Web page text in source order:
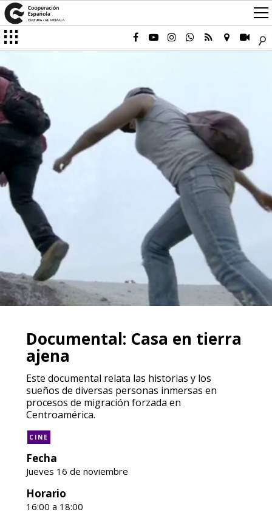
Documental: Casa en tierra
ajena
Este documental relata las historias y los
sueños de diversas personas inmersas en
procesos de migración forzada en
Centroamérica.
CINE
Fecha
Jueves 16 de noviembre
Horario
16:00 a 18:00